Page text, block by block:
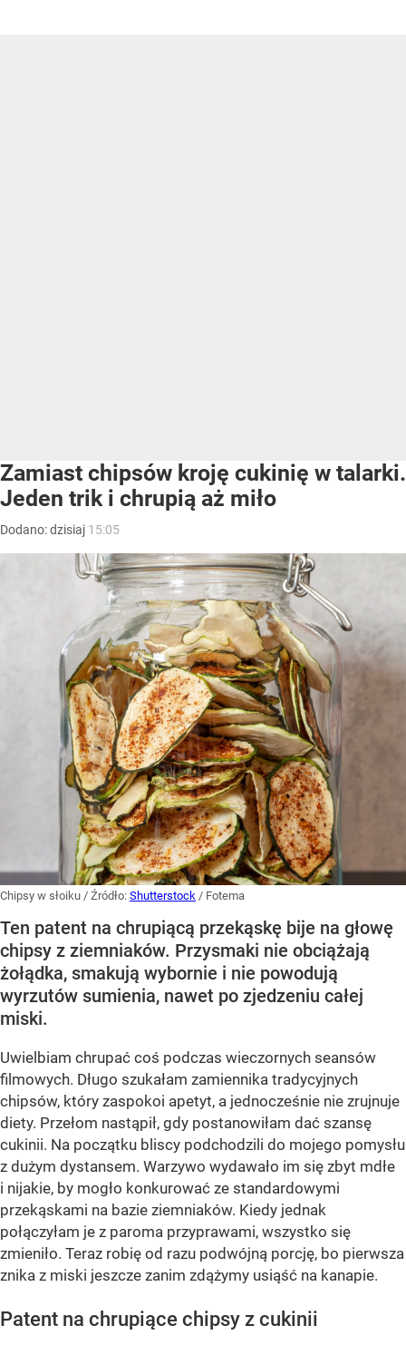
Zamiast chipsów kroję cukinię w talarki.
Jeden trik i chrupią aż miło
Dodano:dzisiaj 15:05
Chipsy w słoiku / Źródło: Shutterstock / Fotema
Ten patent na chrupiącą przekąskę bije na głowę
chipsy z ziemniaków. Przysmaki nie obciążają
żołądka, smakują wybornie i nie powodują
wyrzutów sumienia, nawet po zjedzeniu całej
miski.
Uwielbiam chrupać coś podczas wieczornych seansów
filmowych. Długo szukałam zamiennika tradycyjnych
chipsów, który zaspokoi apetyt, a jednocześnie nie zrujnuje
diety. Przełom nastąpił, gdy postanowiłam dać szansę
cukinii. Na początku bliscy podchodzili do mojego pomysłu
z dużym dystansem. Warzywo wydawało im się zbyt mdłe
i nijakie, by mogło konkurować ze standardowymi
przekąskami na bazie ziemniaków. Kiedy jednak
połączyłam je z paroma przyprawami, wszystko się
zmieniło. Teraz robię od razu podwójną porcję, bo pierwsza
znika z miski jeszcze zanim zdążymy usiąść na kanapie.
Patent na chrupiące chipsy z cukinii